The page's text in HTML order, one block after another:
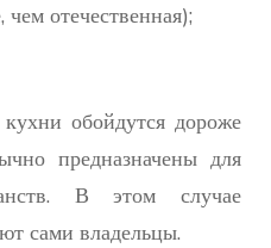
отечественная);
обойдутся дороже
предназначены для
В этом случае
сами владельцы.